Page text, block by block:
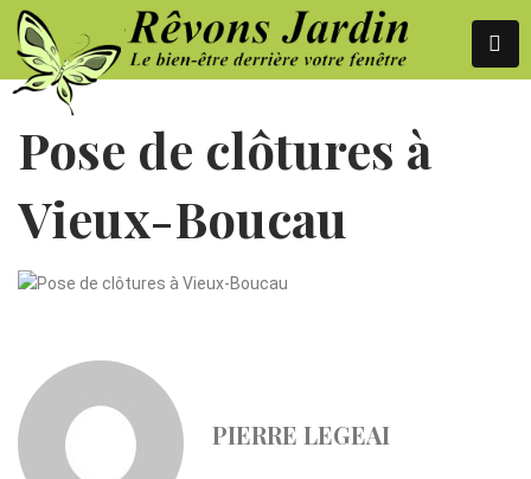
Pose de clôtures à
Vieux-Boucau
PIERRE LEGEAI